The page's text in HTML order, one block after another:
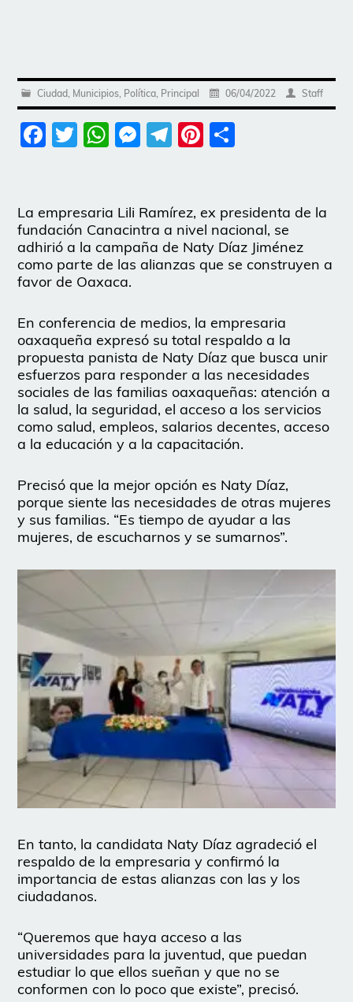
Ciudad Municipios Política Principal 06/04/2022 Staff
Facebook
Twitter
WhatsApp
Messenger
Telegram
Pinterest
La empresaria Lili Ramírez, ex presidenta de la
fundación Canacintra a nivel nacional, se
adhirió a la campaña de Naty Díaz Jiménez
como parte de las alianzas que se construyen a
favor de Oaxaca.
En conferencia de medios, la empresaria
oaxaqueña expresó su total respaldo a la
propuesta panista de Naty Díaz que busca unir
esfuerzos para responder a las necesidades
sociales de las familias oaxaqueñas: atención a
la salud, la seguridad, el acceso a los servicios
como salud, empleos, salarios decentes, acceso
a la educación y a la capacitación.
Precisó que la mejor opción es Naty Díaz,
porque siente las necesidades de otras mujeres
y sus familias. “Es tiempo de ayudar a las
mujeres, de escucharnos y se sumarnos”.
En tanto, la candidata Naty Díaz agradeció el
respaldo de la empresaria y confirmó la
importancia de estas alianzas con las y los
ciudadanos.
“Queremos que haya acceso a las
universidades para la juventud, que puedan
estudiar lo que ellos sueñan y que no se
conformen con lo poco que existe”, precisó.